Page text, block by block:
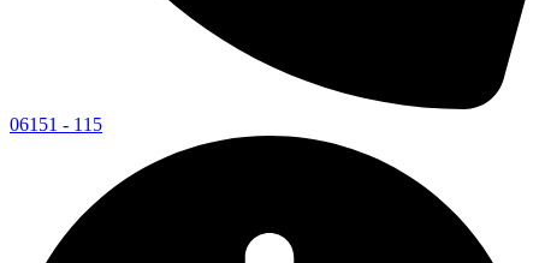
06151 - 115